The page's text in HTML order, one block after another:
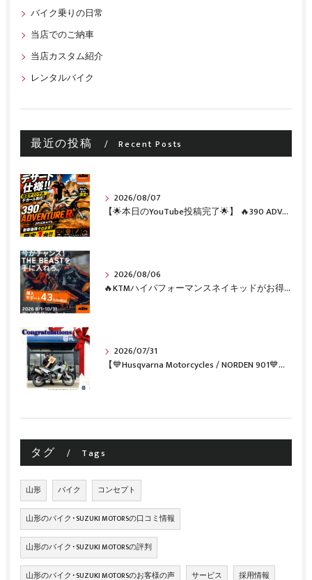
バイク乗りの日常
当店でのご納車
当店カスタム紹介
レンタルバイク
最近の投稿 Recent Posts
2026/08/07
【🌟本日のYouTube投稿完了🌟】 🔥390 ADVENTURE R × KTM山形 オリジナルデカール仕様誕生🔥
2026/08/06
🔥KTMハイパフォーマンスネイキッドがお得に手に入るチャンス🔥
2026/07/31
【💙Husqvarna Motorcycles / NORDEN 901💙】 ご納車おめでとうございます🎉✨
タグ Tags
山形 バイク コンセプト
山形のバイク･SUZUKI MOTORSの口コミ情報
山形のバイク･SUZUKI MOTORSの評判
山形のバイク･SUZUKI MOTORSのお客様の声 サービス 採用情報